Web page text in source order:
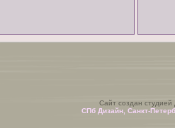
Сайт создан
СПб Дизайн, Санкт-